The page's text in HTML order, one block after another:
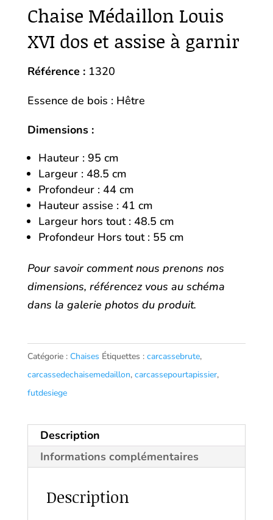
Chaise Médaillon Louis
XVI dos et assise à garnir
Référence :1320
Essence de bois : Hêtre
Dimensions :
Hauteur : 95 cm
Largeur : 48.5 cm
Profondeur : 44 cm
Hauteur assise : 41 cm
Largeur hors tout : 48.5 cm
Profondeur Hors tout : 55 cm
Pour savoir comment nous prenons nos
dimensions, référencez vous au schéma
dans la galerie photos du produit.
Catégorie : Chaises Étiquettes : carcassebrute,
carcassedechaisemedaillon, carcassepourtapissier,
futdesiege
Description
Informations complémentaires
Description